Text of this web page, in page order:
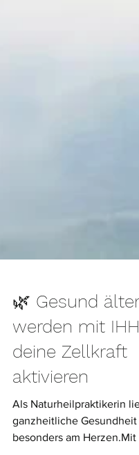
🌿 Gesund älter
werden mit IHHT
deine Zellkraft
aktivieren